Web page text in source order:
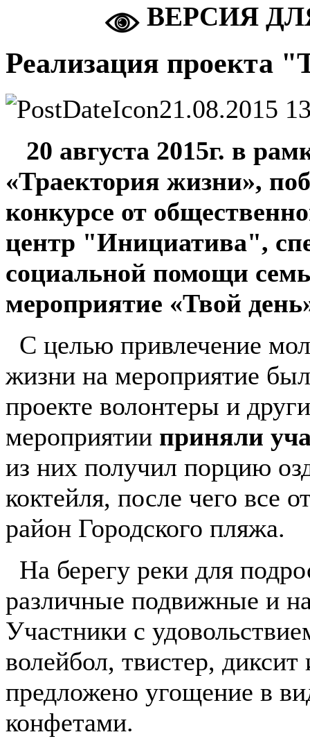
ВЕРСИЯ
Реализация проекта
21.08.2015
20 августа 2015г. в
«Траектория жизни»,
конкурсе от
центр "Инициатива",
социальной помощи
мероприятие «Твой
С целью привлечение
жизни на мероприятие
проекте волонтеры и
мероприятии приняли
из них получил порцию
коктейля, после чего все
район Городского пляжа.
На берегу реки для
различные подвижные и
Участники с
волейбол, твистер,
предложено угощение в
конфетами.